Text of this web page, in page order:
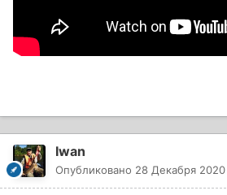
Iwan
Опубликовано 28 Декабря 2020